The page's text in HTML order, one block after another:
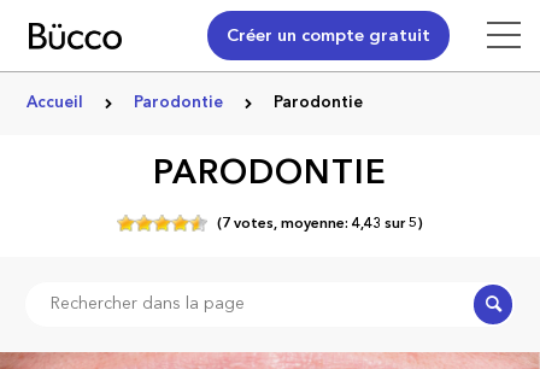
Créer un compte gratuit
Accueil Parodontie Parodontie
PARODONTIE
(7 votes, moyenne: 4,43 sur5)